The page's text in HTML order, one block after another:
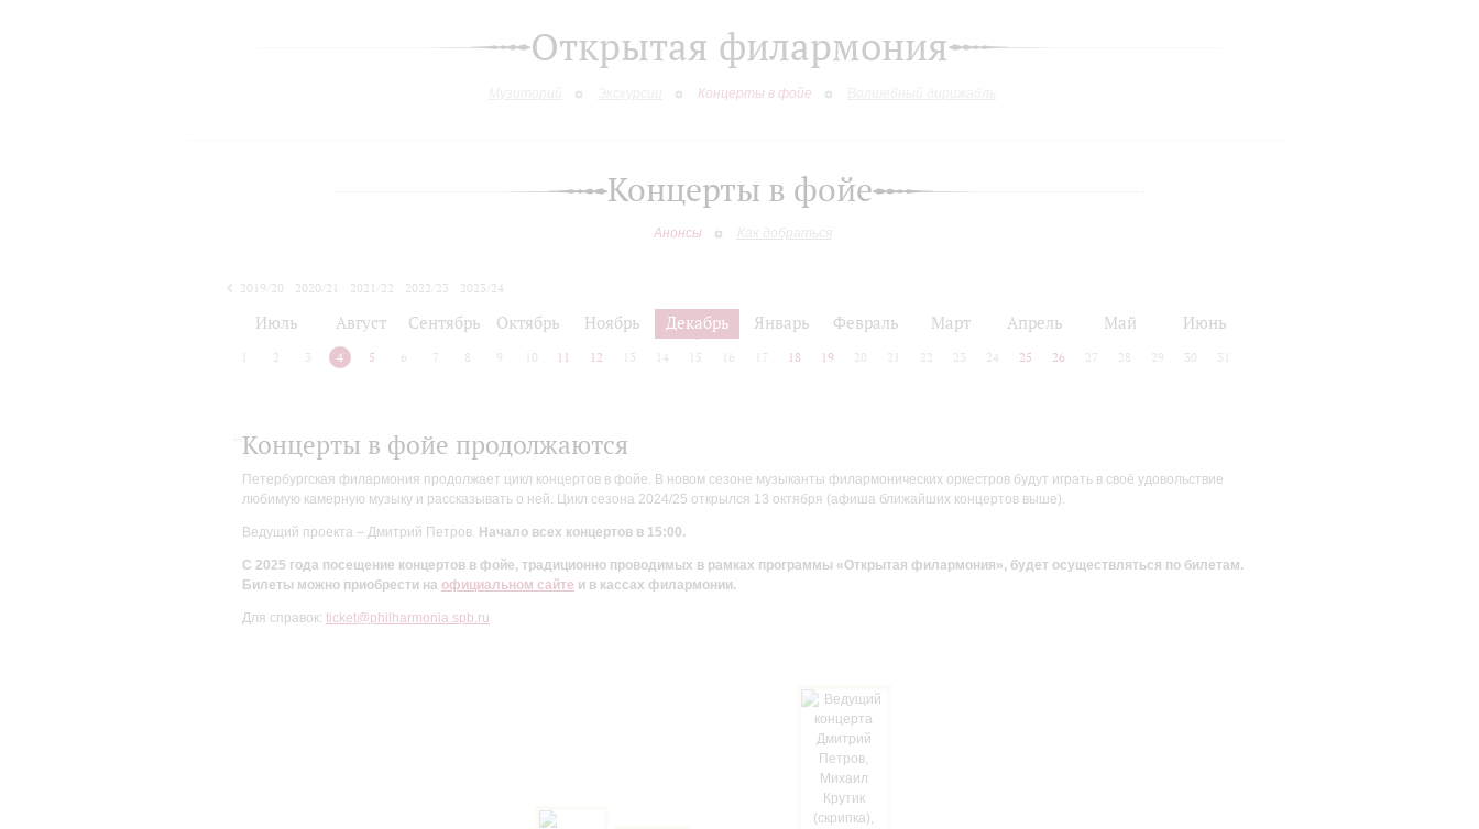
Открытая филармония
Концерты в фойе
Концерты в фойе
Анонсы Как добраться
2019/20 2020/21 2021/22 2022/23
2023/24
Июль Август Сентябрь Октябрь Ноябрь Декабрь Январь Февраль Март Апрель Май Июнь
2 3 4 5 6 7 8 9 10 11 12 13 14 15 16 17 18 19 20 21 22 23 24 25 26 27 28 29 30 31
Концерты в фойе продолжаются
Петербургская филармония продолжает цикл концертов в фойе. В новом сезоне музыканты филармонических оркестров будут играть в своё удовольствие
любимую камерную музыку и рассказывать о ней. Цикл сезона 2024/25 открылся 13 октября (афиша ближайших концертов выше).
Ведущий проекта – Дмитрий Петров. Начало всех концертов в 15:00.
С 2025 года посещение концертов в фойе, традиционно проводимых в рамках программы «Открытая филармония», будет осуществляться по билетам.
Билеты можно приобрести на официальном сайте и в кассах филармонии.
Для справок: ticket@philharmonia.spb.ru